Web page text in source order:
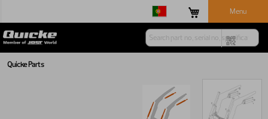
Menu
Quicke Parts